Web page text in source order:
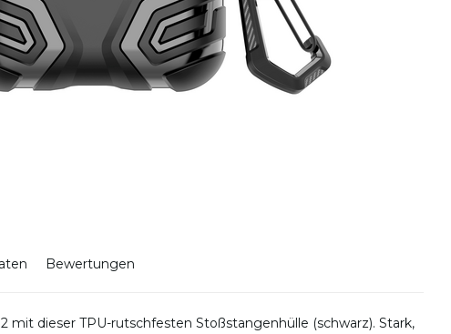
Bewertungen
mit dieser TPU-rutschfesten Stoßstangenhülle (schwarz). Stark,